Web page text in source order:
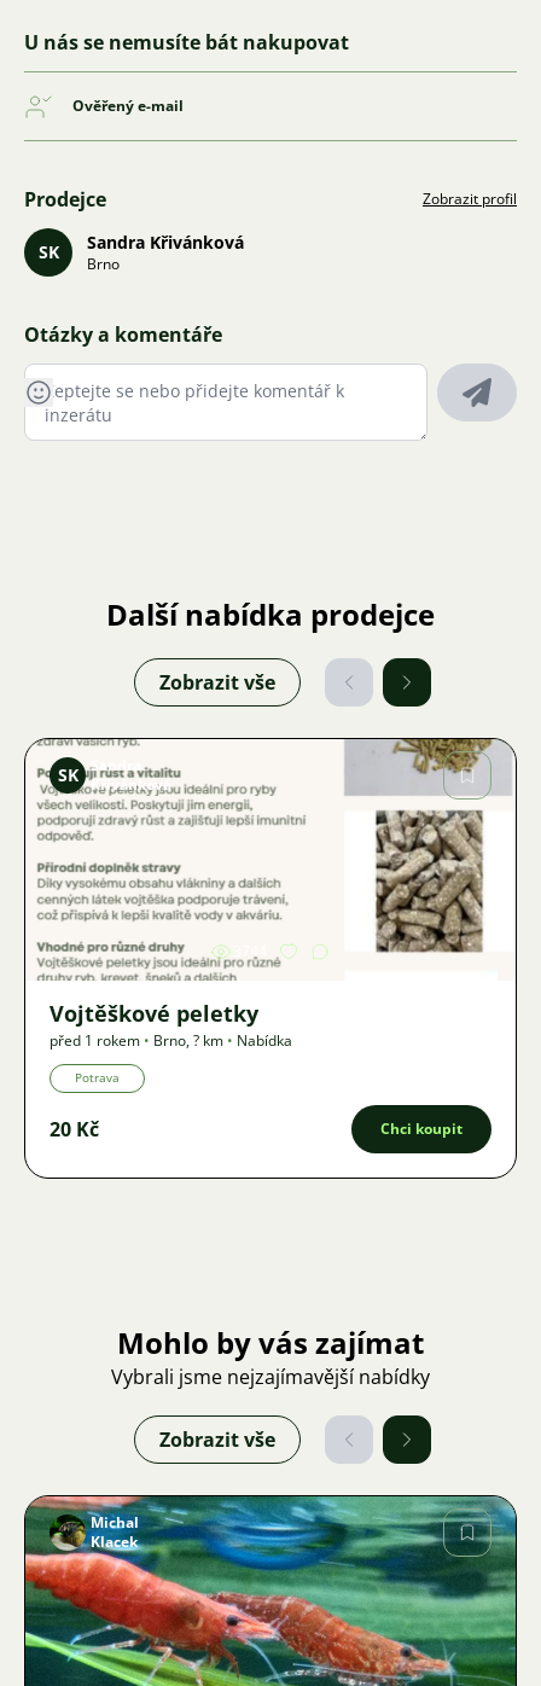
U nás se nemusíte bát nakupovat
Ověřený e-mail
Prodejce Zobrazit profil
SK Sandra Křivánková
Brno
Otázky a komentáře
Další nabídka prodejce
Zobrazit vše
Obrázek
SK
Sandra
Křivánková
Vojtěškové peletky
před 1 rokem • Brno,? km • Nabídka
Potrava
20 Kč Chci koupit
Mohlo by vás zajímat
Vybrali jsme nejzajímavější nabídky
Zobrazit vše
Obrázek
Michal
Klacek